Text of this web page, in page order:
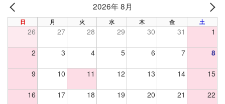
PREV
2026年 8月
日 月 火 水 木 金 土
26 27 28 29 30 31 1
2 3 4 5 6 7 8
9 10 11 12 13 14 15
16 17 18 19 20 21 22